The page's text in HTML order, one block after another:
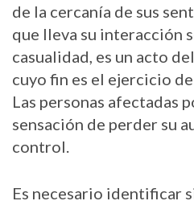
de la cercanía de sus
que lleva su interacción
casualidad, es un acto
cuyo fin es el ejercicio
Las personas afectadas
sensación de perder su
control.
Es necesario identificar